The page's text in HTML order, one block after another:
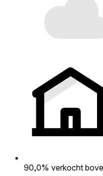
90,0% verkocht